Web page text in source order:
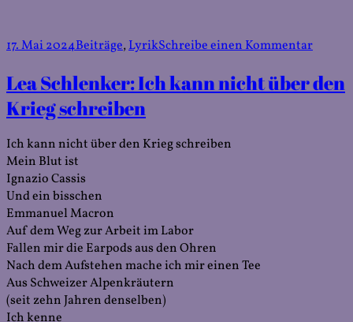
Veröffentlicht
17. Mai 2024Kategorien
Beiträge,LyrikSchreibe einen Kommentarzu
Roth:
Lea Schlenker: Ich kann nicht über den
Krieg schreiben
Ich kann nicht über den Krieg schreiben
Mein Blut ist
Ignazio Cassis
Und ein bisschen
Emmanuel Macron
Auf dem Weg zur Arbeit im Labor
Fallen mir die Earpods aus den Ohren
Nach dem Aufstehen mache ich mir einen Tee
Aus Schweizer Alpenkräutern
(seit zehn Jahren denselben)
Ich kenne